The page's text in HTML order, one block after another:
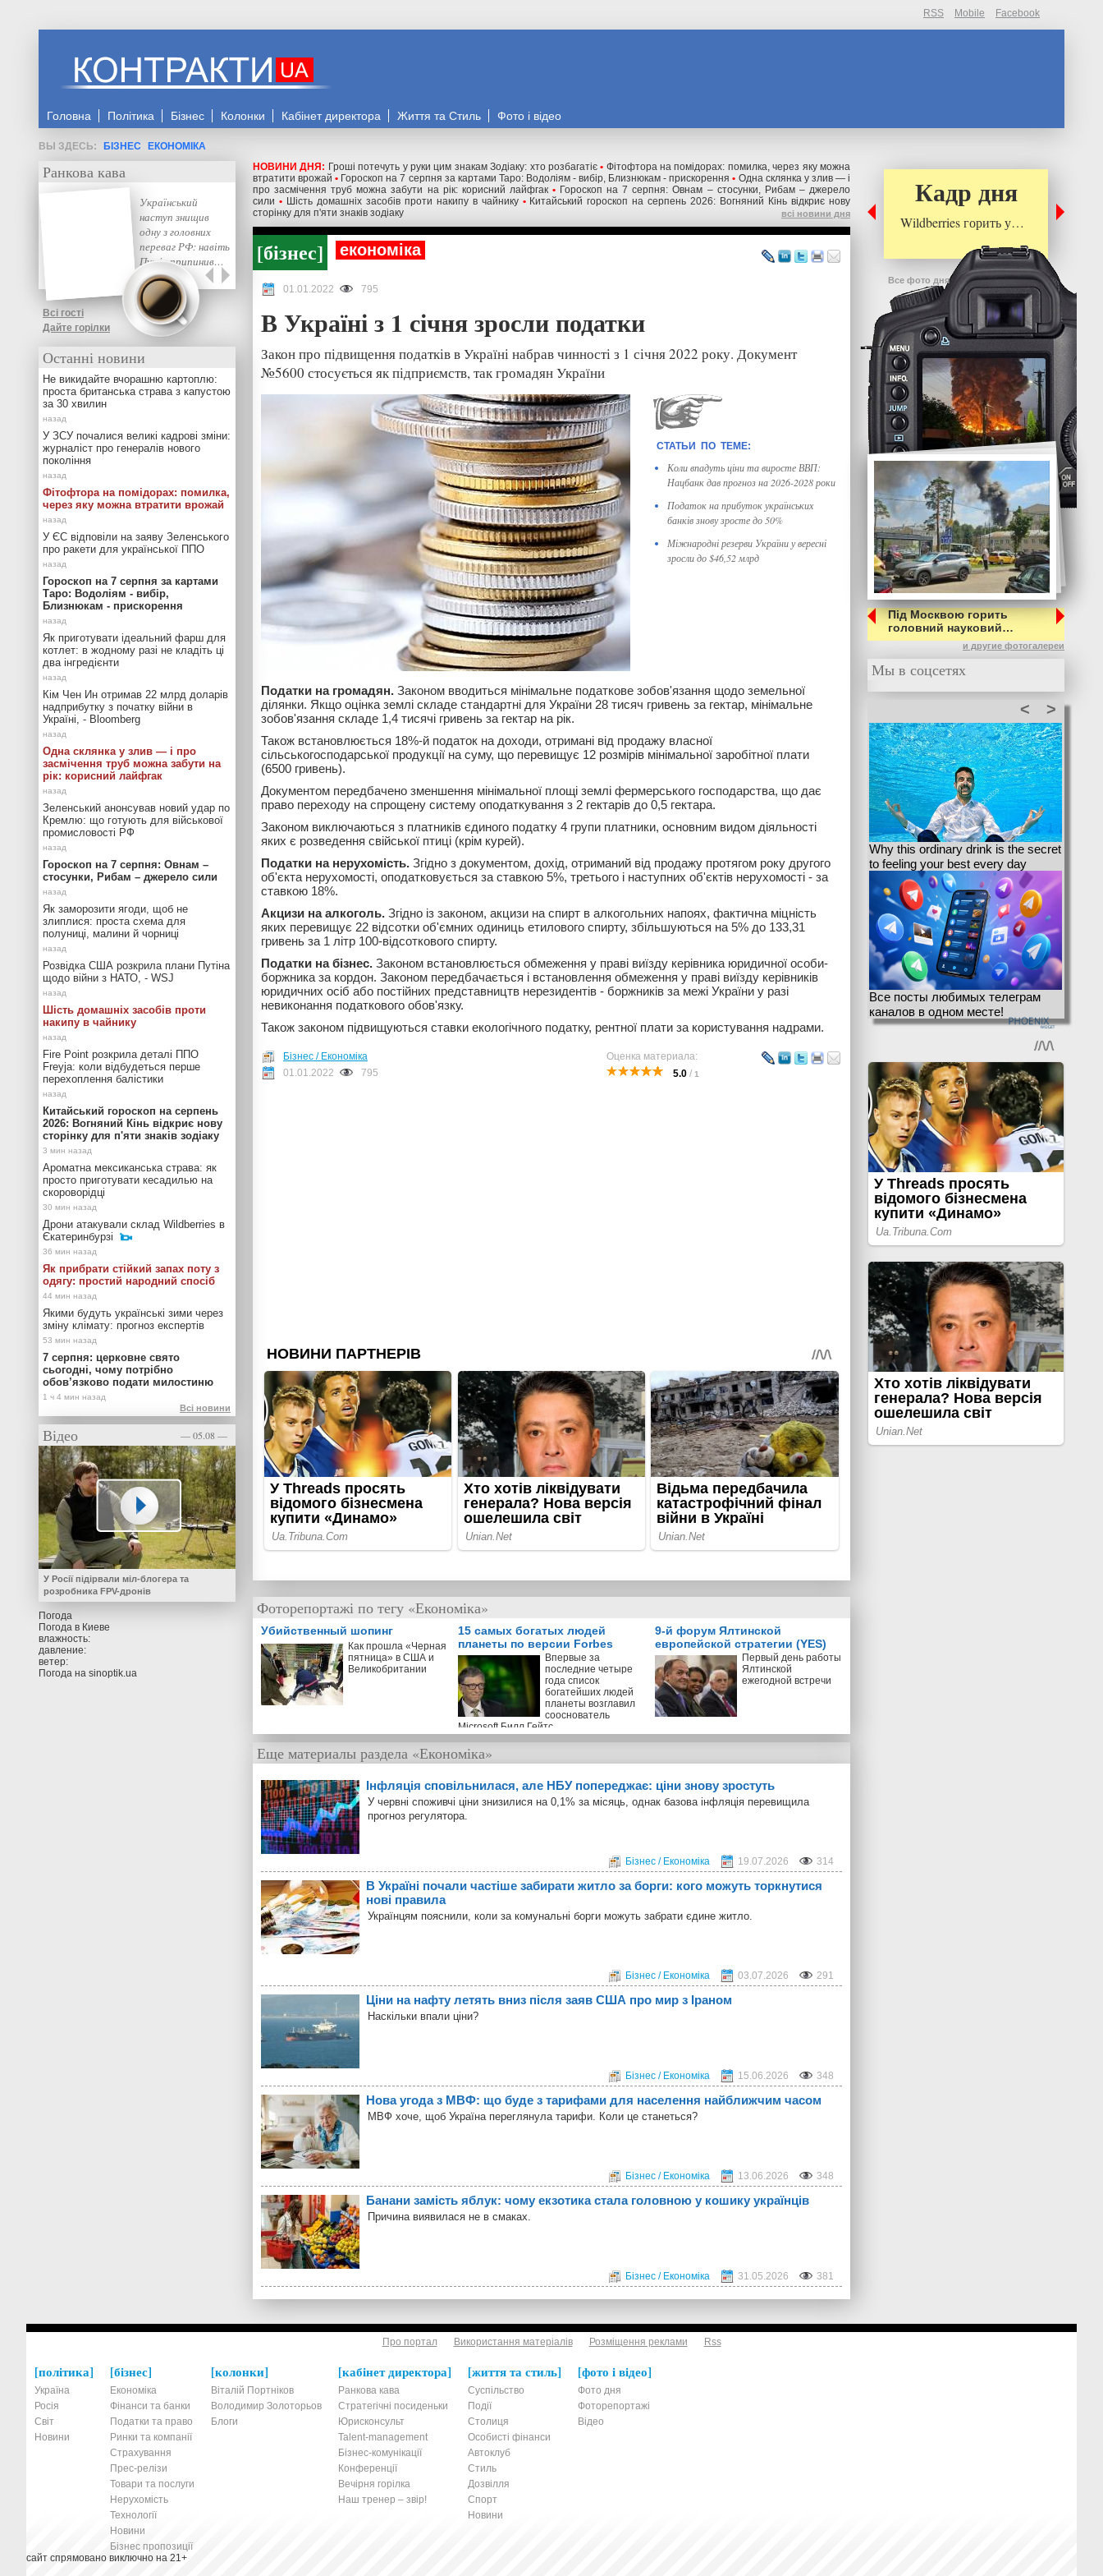
RSS Mobile Facebook
Головна Політика Бізнес Колонки Кабінет директора Життя та Стиль Фото і відео
БІЗНЕС
ЕКОНОМІКА
НОВИНИ ДНЯ: Гроші потечуть у руки цим знакам Зодіаку: хто розбагатіє • Фітофтора на помідорах: помилка, через яку можна
втратити врожай • Гороскоп на 7 серпня за картами Таро: Водоліям - вибір, Близнюкам - прискорення • Одна склянка у злив — і
про засмічення труб можна забути на рік: корисний лайфгак • Гороскоп на 7 серпня: Овнам – стосунки, Рибам – джерело
сили • Шість домашніх засобів проти накипу в чайнику • Китайський гороскоп на серпень 2026: Вогняний Кінь відкриє нову
сторінку для п'яти знаків зодіаку
всі новини дня
бізнес економіка
01.01.2022 795
В Україні з 1 січня зросли податки
Закон про підвищення податків в Україні набрав чинності з 1 січня 2022 року. Документ
№5600 стосується як підприємств, так громадян України
Коли впадуть ціни та виросте ВВП:
Нацбанк дав прогноз на 2026-2028 роки
Податок на прибуток українських
банків знову зросте до 50%
Міжнародні резерви України у вересні
зросли до $46,52 млрд
Податки на громадян. Законом вводиться мінімальне податкове зобов'язання щодо земельної
ділянки. Якщо оцінка землі складе стандартні для України 28 тисяч гривень за гектар, мінімальне
зобов'язання складе 1,4 тисячі гривень за гектар на рік.
Також встановлюється 18%-й податок на доходи, отримані від продажу власної
сільськогосподарської продукції на суму, що перевищує 12 розмірів мінімальної заробітної плати
(6500 гривень).
Документом передбачено зменшення мінімальної площі землі фермерського господарства, що дає
право переходу на спрощену систему оподаткування з 2 гектарів до 0,5 гектара.
Законом виключаються з платників єдиного податку 4 групи платники, основним видом діяльності
яких є розведення свійської птиці (крім курей).
Податки на нерухомість. Згідно з документом, дохід, отриманий від продажу протягом року другого
об'єкта нерухомості, оподатковується за ставкою 5%, третього і наступних об'єктів нерухомості - за
ставкою 18%.
Акцизи на алкоголь. Згідно із законом, акцизи на спирт в алкогольних напоях, фактична міцність
яких перевищує 22 відсотки об'ємних одиниць етилового спирту, збільшуються на 5% до 133,31
гривень за 1 літр 100-відсоткового спирту.
Податки на бізнес. Законом встановлюється обмеження у праві виїзду керівника юридичної особи-
боржника за кордон. Законом передбачається і встановлення обмеження у праві виїзду керівників
юридичних осіб або постійних представництв нерезидентів - боржників за межі України у разі
невиконання податкового обов'язку.
Також законом підвищуються ставки екологічного податку, рентної плати за користування надрами.
Оценка материала:
5.0 / 1
Бізнес / Економіка
01.01.2022
795
Фоторепортажі по тегу «Економіка»
Убийственный шопинг
Как прошла «Черная
пятница» в США и
Великобритании
15 самых богатых людей
планеты по версии Forbes
Впервые за
последние четыре
года список
богатейших людей
планеты возглавил
сооснователь
Microsoft Билл Гейтс
9-й форум Ялтинской
европейской стратегии (YES)
Первый день работы
Ялтинской
ежегодной встречи
Еще материалы раздела «Економіка»
Інфляція сповільнилася, але НБУ попереджає: ціни знову зростуть
У червні споживчі ціни знизилися на 0,1% за місяць, однак базова інфляція перевищила
прогноз регулятора.
Бізнес / Економіка 19.07.2026 314
В Україні почали частіше забирати житло за борги: кого можуть торкнутися
нові правила
Українцям пояснили, коли за комунальні борги можуть забрати єдине житло.
Бізнес / Економіка 03.07.2026 291
Ціни на нафту летять вниз після заяв США про мир з Іраном
Наскільки впали ціни?
Бізнес / Економіка 15.06.2026 348
Нова угода з МВФ: що буде з тарифами для населення найближчим часом
МВФ хоче, щоб Україна переглянула тарифи. Коли це станеться?
Бізнес / Економіка 13.06.2026 348
Банани замість яблук: чому екзотика стала головною у кошику українців
Причина виявилася не в смаках.
Бізнес / Економіка 31.05.2026 381
Ранкова кава
Український
наступ знищив
одну з головних
переваг РФ: навіть
Путін припинив…
Всі гості
Дайте горілки
Останні новини
Не викидайте вчорашню картоплю:
проста британська страва з капустою
за 30 хвилин
У ЗСУ почалися великі кадрові зміни:
журналіст про генералів нового
покоління
Фітофтора на помідорах: помилка,
через яку можна втратити врожай
У ЄС відповіли на заяву Зеленського
про ракети для української ППО
Гороскоп на 7 серпня за картами
Таро: Водоліям - вибір,
Близнюкам - прискорення
Як приготувати ідеальний фарш для
котлет: в жодному разі не кладіть ці
два інгредієнти
Кім Чен Ин отримав 22 млрд доларів
надприбутку з початку війни в
Україні, - Bloomberg
Одна склянка у злив — і про
засмічення труб можна забути на
рік: корисний лайфгак
Зеленський анонсував новий удар по
Кремлю: що готують для військової
промисловості РФ
Гороскоп на 7 серпня: Овнам –
стосунки, Рибам – джерело сили
Як заморозити ягоди, щоб не
злиплися: проста схема для
полуниці, малини й чорниці
Розвідка США розкрила плани Путіна
щодо війни з НАТО, - WSJ
Шість домашніх засобів проти
накипу в чайнику
Fire Point розкрила деталі ППО
Freyja: коли відбудеться перше
перехоплення балістики
Китайський гороскоп на серпень
2026: Вогняний Кінь відкриє нову
сторінку для п'яти знаків зодіаку
Ароматна мексиканська страва: як
просто приготувати кесадилью на
скороворідці
Дрони атакували склад Wildberries в
Єкатеринбурзі
Як прибрати стійкий запах поту з
одягу: простий народний спосіб
Якими будуть українські зими через
зміну клімату: прогноз експертів
7 серпня: церковне свято
сьогодні, чому потрібно
обов’язково подати милостиню
Всі новини
Відео — 05.08 —
У Росії підірвали міл-блогера та
розробника FPV-дронів
Погода
Погода в Киеве
влажность:
давление:
ветер:
Погода на sinoptik.ua
Кадр дня
Wildberries горить у…
Все фото дня
Під Москвою горить
головний науковий…
и другие фотогалереи
Мы в соцсетях
>
<
Why this ordinary drink is the secret
to feeling your best every day
Все посты любимых телеграм
каналов в одном месте!
Про портал Використання матеріалів Розміщення реклами Rss
політика
Україна
Росія
Світ
Новини
бізнес
Економіка
Фінанси та банки
Податки та право
Ринки та компанії
Страхування
Прес-релізи
Товари та послуги
Нерухомість
Технології
Новини
Бізнес пропозиції
колонки
Віталій Портніков
Володимир Золоторьов
Блоги
кабінет директора
Ранкова кава
Стратегічні посиденьки
Юрисконсульт
Talent-management
Бізнес-комунікації
Конференції
Вечірня горілка
Наш тренер – звір!
життя та стиль
Суспільство
Події
Столиця
Особисті фінанси
Автоклуб
Стиль
Дозвілля
Спорт
Новини
фото і відео
Фото дня
Фоторепортажі
Відео
сайт спрямовано виключно на 21+